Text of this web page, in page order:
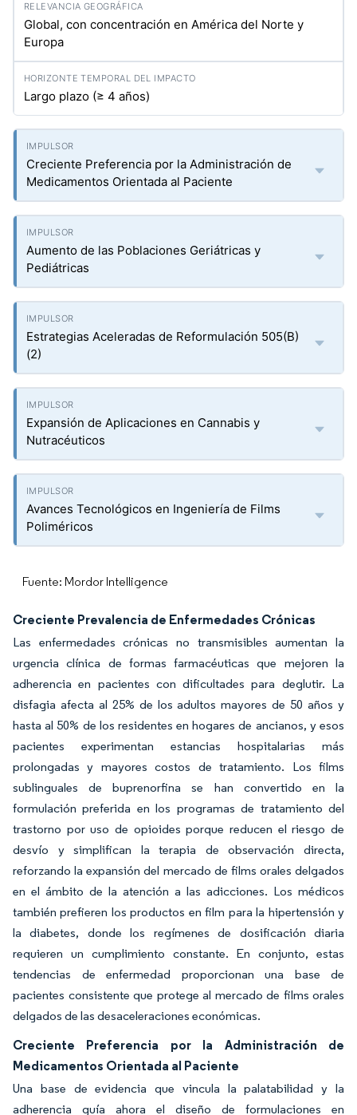
Global, con concentración en América del Norte y
Europa
Largo plazo (≥ 4 años)
Creciente Preferencia por la Administración de
Medicamentos Orientada al Paciente
Aumento de las Poblaciones Geriátricas y
Pediátricas
Estrategias Aceleradas de Reformulación 505(B)
(2)
Expansión de Aplicaciones en Cannabis y
Nutracéuticos
Avances Tecnológicos en Ingeniería de Films
Poliméricos
Fuente: Mordor Intelligence
Creciente Prevalencia de Enfermedades Crónicas
Las enfermedades crónicas no transmisibles aumentan la
urgencia clínica de formas farmacéuticas que mejoren la
adherencia en pacientes con dificultades para deglutir. La
disfagia afecta al 25% de los adultos mayores de 50 años y
hasta al 50% de los residentes en hogares de ancianos, y esos
pacientes experimentan estancias hospitalarias más
prolongadas y mayores costos de tratamiento. Los films
sublinguales de buprenorfina se han convertido en la
formulación preferida en los programas de tratamiento del
trastorno por uso de opioides porque reducen el riesgo de
desvío y simplifican la terapia de observación directa,
reforzando la expansión del mercado de films orales delgados
en el ámbito de la atención a las adicciones. Los médicos
también prefieren los productos en film para la hipertensión y
la diabetes, donde los regímenes de dosificación diaria
requieren un cumplimiento constante. En conjunto, estas
tendencias de enfermedad proporcionan una base de
pacientes consistente que protege al mercado de films orales
delgados de las desaceleraciones económicas.
Creciente Preferencia por la Administración de
Medicamentos Orientada al Paciente
Una base de evidencia que vincula la palatabilidad y la
adherencia guía ahora el diseño de formulaciones en